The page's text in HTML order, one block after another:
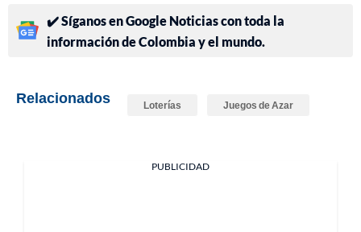
✔️ Síganos en Google Noticias con toda la
información de Colombia y el mundo.
Relacionados Loterías Juegos de Azar
PUBLICIDAD